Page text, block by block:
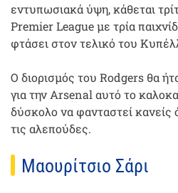
εντυπωσιακά ύψη, κάθεται
Premier League με τρία
φτάσει στον τελικό του
Ο διορισμός του Rodgers θα
για την Arsenal αυτό το
δύσκολο να φανταστεί κανείς
τις αλεπούδες.
Μαουρίτσιο Σάρι